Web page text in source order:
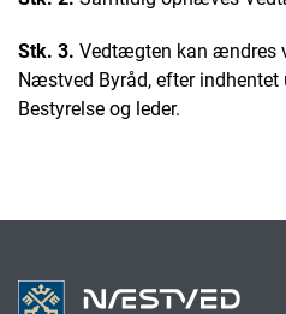
Stk. 3. Vedtægten kan ændres
Næstved Byråd, efter indhentet
Bestyrelse og leder.